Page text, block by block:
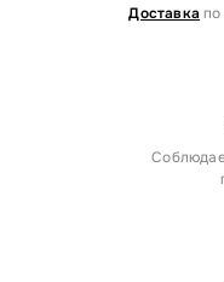
Доставка по